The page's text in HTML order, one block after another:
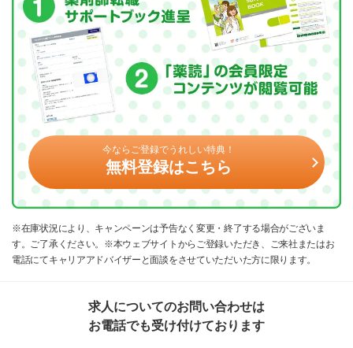
今ならご登録でうれしい特典！
無料登録はこちら
※在庫状況により、キャンペーンは予告なく変更・終了する場合がございま
す。ご了承ください。※本ウェブサイトからご登録いただき、ご来社またはお
電話にてキャリアアドバイザーと面談をさせていただいた方に限ります。
求人についてのお問い合わせは
お電話でも受け付けております